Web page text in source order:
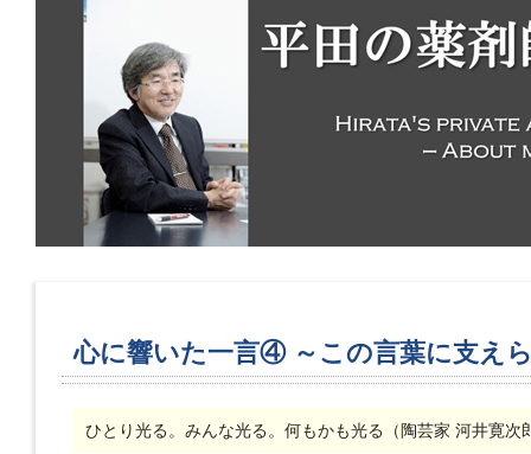
心に響いた一言④ ～この言葉に支え
ひとり光る。みんな光る。何もかも光る（陶芸家 河井寛次